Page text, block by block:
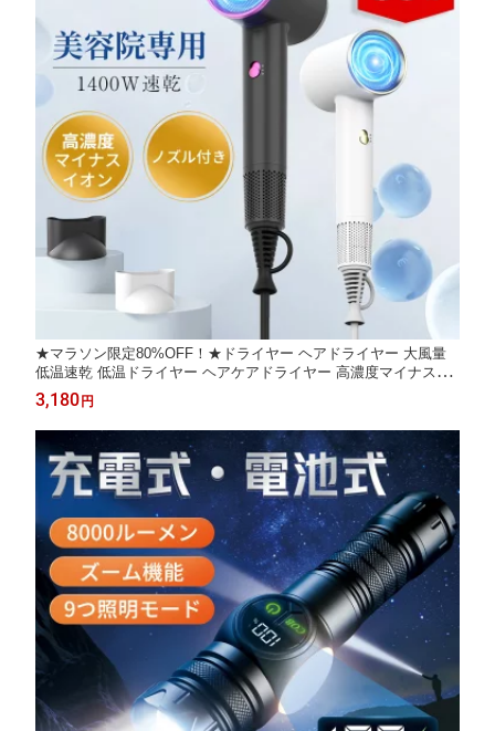
★マラソン限定80%OFF！★ドライヤー ヘアドライヤー 大風量
低温速乾 低温ドライヤー ヘアケアドライヤー 高濃度マイナスイ
オン 冷熱風 軽量 低騒音 コンパクト 持ち運び便利 過熱保護 ノズ
ル レディース メンズ 男性女性 家庭用/出張用/旅行用
3,180 円